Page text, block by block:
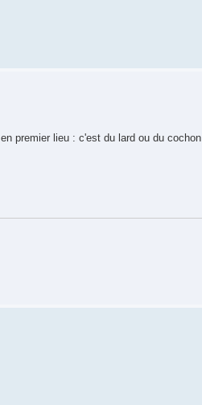
premier lieu : c'est du lard ou du cochon